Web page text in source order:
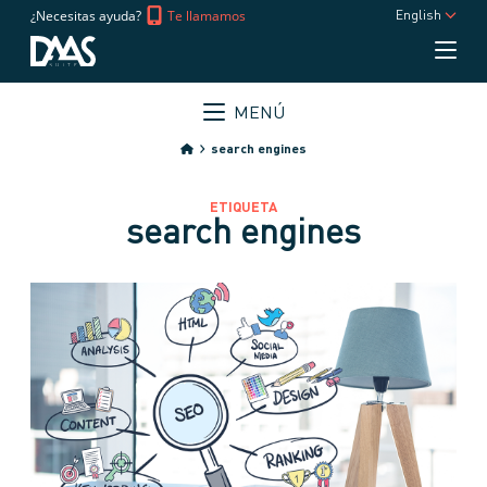
¿Necesitas ayuda? Te llamamos English
MENÚ
search engines
ETIQUETA
search engines